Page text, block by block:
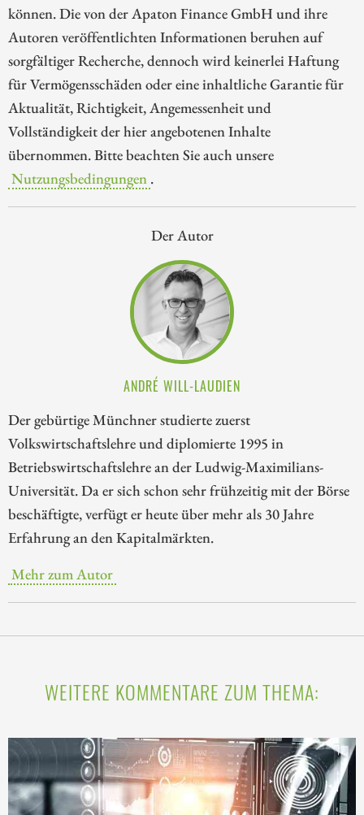
können. Die von der Apaton Finance GmbH und ihre
Autoren veröffentlichten Informationen beruhen auf
sorgfältiger Recherche, dennoch wird keinerlei Haftung
für Vermögensschäden oder eine inhaltliche Garantie für
Aktualität, Richtigkeit, Angemessenheit und
Vollständigkeit der hier angebotenen Inhalte
übernommen. Bitte beachten Sie auch unsere
Nutzungsbedingungen .
Der Autor
ANDRÉ WILL-LAUDIEN
Der gebürtige Münchner studierte zuerst
Volkswirtschaftslehre und diplomierte 1995 in
Betriebswirtschaftslehre an der Ludwig-Maximilians-
Universität. Da er sich schon sehr frühzeitig mit der Börse
beschäftigte, verfügt er heute über mehr als 30 Jahre
Erfahrung an den Kapitalmärkten.
Mehr zum Autor
WEITERE KOMMENTARE ZUM THEMA: